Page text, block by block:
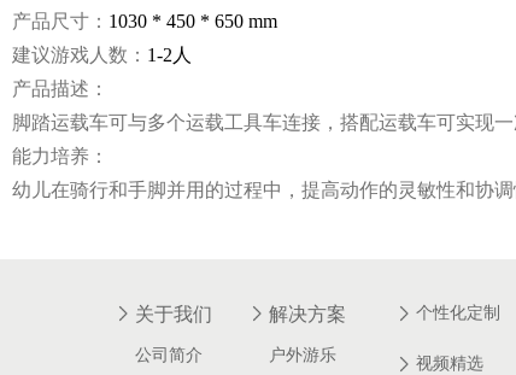
产品尺寸： 1030 * 450 * 650 mm
建议游戏人数： 1-2人
产品描述：
脚踏运载车可与多个运载工具车连接，搭配运载车可实现
能力培养：
幼儿在骑行和手脚并用的过程中，提高动作的灵敏性和协
关于我们
公司简介
解决方案
户外游乐
个性化定制
视频精选